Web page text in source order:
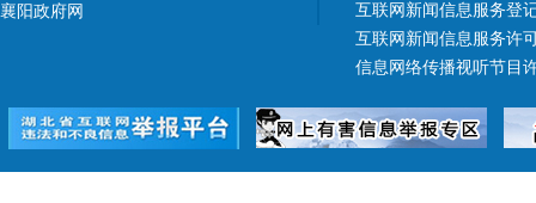
襄阳政府网
互联网新闻信息服务登
互联网新闻信息服务许
信息网络传播视听节目